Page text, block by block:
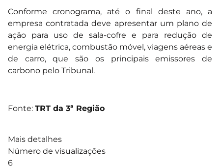
Conforme cronograma, até o final deste ano, a
empresa contratada deve apresentar um plano de
ação para uso de sala-cofre e para redução de
energia elétrica, combustão móvel, viagens aéreas e
de carro, que são os principais emissores de
carbono pelo Tribunal.
Fonte: TRT da 3ª Região
Mais detalhes
Número de visualizações
6